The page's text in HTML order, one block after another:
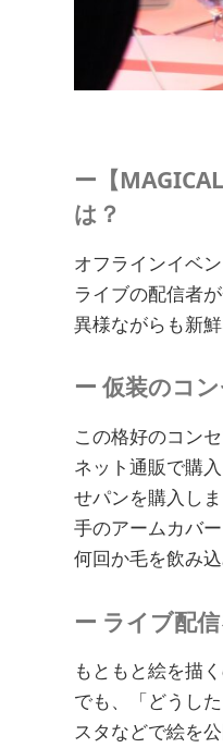
ー【
は？
オフラインイベ
ライブの配信者
異様ながらも新鮮
ー 仮装のコ
この格好のコン
ネット通販で購
せパンを購入しま
手のアームカバ
何回か毛を飲み
ー ライブ配
もともと絵を描
でも、「どうし
スタなどで絵を